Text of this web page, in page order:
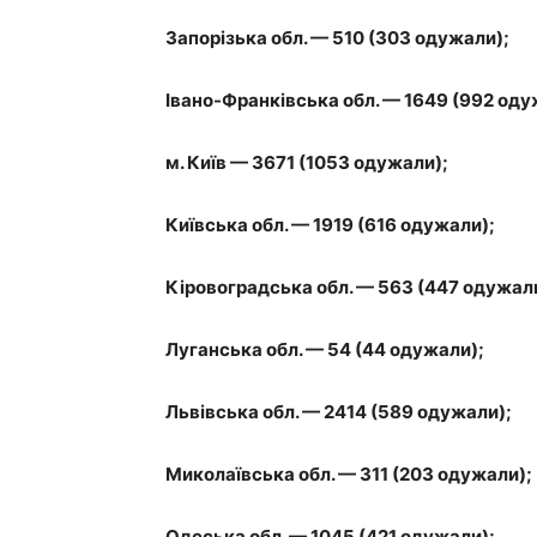
Запорізька обл. — 510 (303 одужали);
Івано-Франківська обл. — 1649 (992
м. Київ — 3671 (1053 одужали);
Київська обл. — 1919 (616 одужали);
Кіровоградська обл. — 563 (447
Луганська обл. — 54 (44 одужали);
Львівська обл. — 2414 (589 одужали);
Миколаївська обл. — 311 (203 одужали);